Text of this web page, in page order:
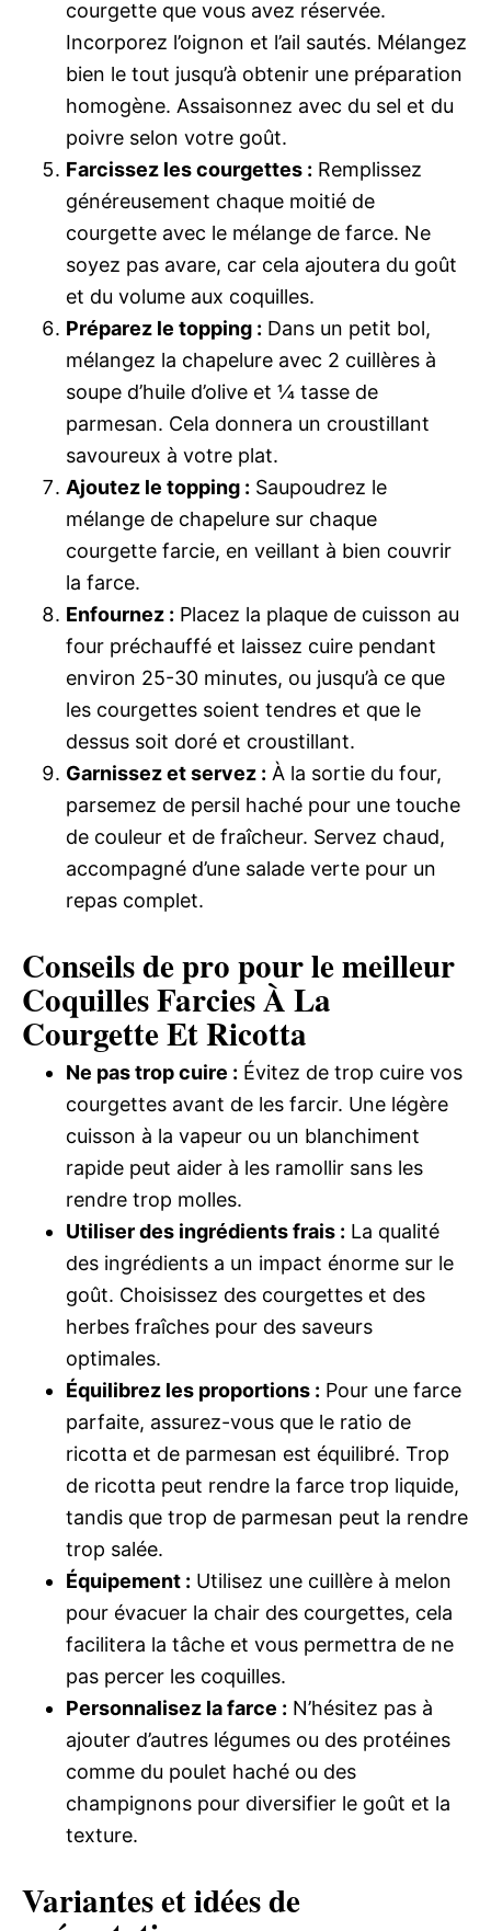
courgette que vous avez réservée.
Incorporez l’oignon et l’ail sautés. Mélangez
bien le tout jusqu’à obtenir une préparation
homogène. Assaisonnez avec du sel et du
poivre selon votre goût.
Farcissez les courgettes : Remplissez
généreusement chaque moitié de
courgette avec le mélange de farce. Ne
soyez pas avare, car cela ajoutera du goût
et du volume aux coquilles.
Préparez le topping : Dans un petit bol,
mélangez la chapelure avec 2 cuillères à
soupe d’huile d’olive et ¼ tasse de
parmesan. Cela donnera un croustillant
savoureux à votre plat.
Ajoutez le topping : Saupoudrez le
mélange de chapelure sur chaque
courgette farcie, en veillant à bien couvrir
la farce.
Enfournez : Placez la plaque de cuisson au
four préchauffé et laissez cuire pendant
environ 25-30 minutes, ou jusqu’à ce que
les courgettes soient tendres et que le
dessus soit doré et croustillant.
Garnissez et servez : À la sortie du four,
parsemez de persil haché pour une touche
de couleur et de fraîcheur. Servez chaud,
accompagné d’une salade verte pour un
repas complet.
Conseils de pro pour le meilleur
Coquilles Farcies À La
Courgette Et Ricotta
Ne pas trop cuire : Évitez de trop cuire vos
courgettes avant de les farcir. Une légère
cuisson à la vapeur ou un blanchiment
rapide peut aider à les ramollir sans les
rendre trop molles.
Utiliser des ingrédients frais : La qualité
des ingrédients a un impact énorme sur le
goût. Choisissez des courgettes et des
herbes fraîches pour des saveurs
optimales.
Équilibrez les proportions : Pour une farce
parfaite, assurez-vous que le ratio de
ricotta et de parmesan est équilibré. Trop
de ricotta peut rendre la farce trop liquide,
tandis que trop de parmesan peut la rendre
trop salée.
Équipement : Utilisez une cuillère à melon
pour évacuer la chair des courgettes, cela
facilitera la tâche et vous permettra de ne
pas percer les coquilles.
Personnalisez la farce : N’hésitez pas à
ajouter d’autres légumes ou des protéines
comme du poulet haché ou des
champignons pour diversifier le goût et la
texture.
Variantes et idées de